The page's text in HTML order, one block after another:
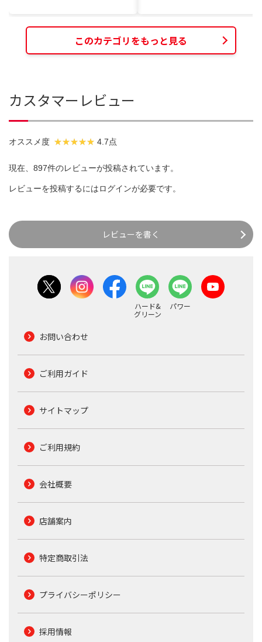
このカテゴリをもっと見る
カスタマーレビュー
オススメ度 4.7点
現在、897件のレビューが投稿されています。
レビューを投稿するにはログインが必要です。
レビューを書く
ハード&
グリーン
パワー
お問い合わせ
ご利用ガイド
サイトマップ
ご利用規約
会社概要
店舗案内
特定商取引法
プライバシーポリシー
採用情報